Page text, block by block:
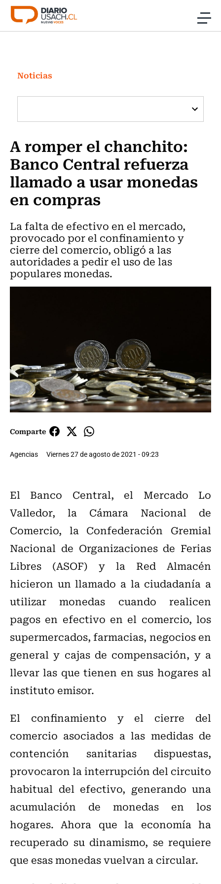
Click acá para ir directamente al contenido
Investigación
Cultura
Programas Radio y TV Usach
Noticias
A romper el chanchito:
Banco Central refuerza
llamado a usar monedas
en compras
La falta de efectivo en el mercado,
provocado por el confinamiento y
cierre del comercio, obligó a las
autoridades a pedir el uso de las
populares monedas.
Comparte
Agencias Viernes 27 de agosto de 2021 - 09:23
El Banco Central, el Mercado Lo
Valledor, la Cámara Nacional de
Comercio, la Confederación Gremial
Nacional de Organizaciones de Ferias
Libres (ASOF) y la Red Almacén
hicieron un llamado a la ciudadanía a
utilizar monedas cuando realicen
pagos en efectivo en el comercio, los
supermercados, farmacias, negocios en
general y cajas de compensación, y a
llevar las que tienen en sus hogares al
instituto emisor.
El confinamiento y el cierre del
comercio asociados a las medidas de
contención sanitarias dispuestas,
provocaron la interrupción del circuito
habitual del efectivo, generando una
acumulación de monedas en los
hogares. Ahora que la economía ha
recuperado su dinamismo, se requiere
que esas monedas vuelvan a circular.